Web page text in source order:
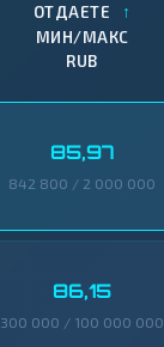
ОТДАЕТЕ ↑
МИН/МАКС
RUB
85,97
842 800 / 2 000 000
86,15
300 000 / 100 000 000